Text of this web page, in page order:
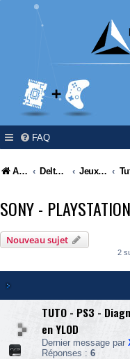
FAQ
Accueil Delta Island Jeux Video
SONY -
Nouveau sujet
2
TUTO - PS3 -
en YLOD
Dernier message par
Réponses : 6